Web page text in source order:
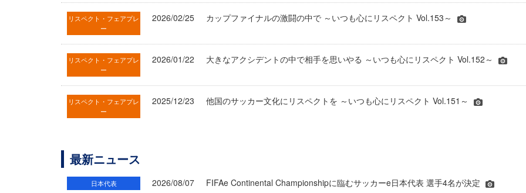
リスペクト・フェアプレ
ー
2026/02/25 カップファイナルの激闘の中で ～いつも心にリスペクト Vol.153～
リスペクト・フェアプレ
ー
2026/01/22 大きなアクシデントの中で相手を思いやる ～いつも心にリスペクト Vol.152～
リスペクト・フェアプレ
ー
2025/12/23 他国のサッカー文化にリスペクトを ～いつも心にリスペクト Vol.151～
最新ニュース
日本代表 2026/08/07 FIFAe Continental Championshipに臨むサッカーe日本代表 選手4名が決定